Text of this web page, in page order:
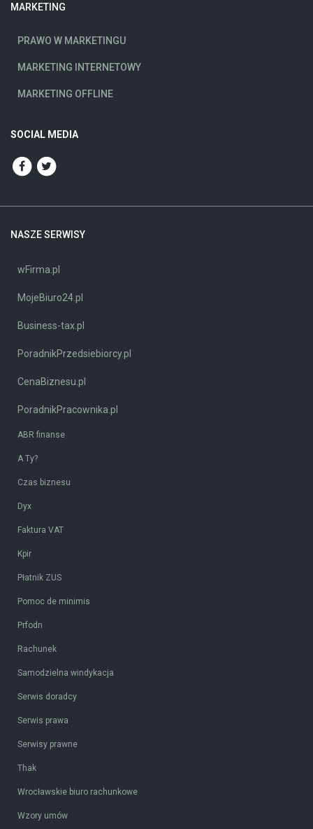
MARKETING
PRAWO W MARKETINGU
MARKETING INTERNETOWY
MARKETING OFFLINE
SOCIAL MEDIA
NASZE SERWISY
wFirma.pl
MojeBiuro24.pl
Business-tax.pl
PoradnikPrzedsiebiorcy.pl
CenaBiznesu.pl
PoradnikPracownika.pl
ABR finanse
A Ty?
Czas biznesu
Dyx
Faktura VAT
Kpir
Płatnik ZUS
Pomoc de minimis
Prfodn
Rachunek
Samodzielna windykacja
Serwis doradcy
Serwis prawa
Serwisy prawne
Thak
Wrocławskie biuro rachunkowe
Wzory umów